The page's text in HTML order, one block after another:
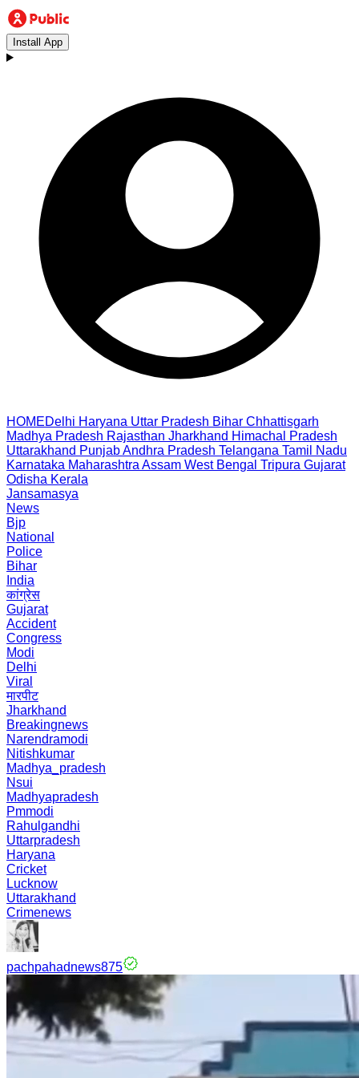
Install App
HOMEDelhi Haryana Uttar Pradesh Bihar Chhattisgarh
Madhya Pradesh Rajasthan Jharkhand Himachal Pradesh
Uttarakhand PunjabAndhra Pradesh Telangana Tamil Nadu
Karnataka Maharashtra Assam West Bengal Tripura Gujarat
Odisha Kerala
Jansamasya
News
Bjp
National
Police
Bihar
India
कांग्रेस
Gujarat
Accident
Congress
Modi
Delhi
Viral
मारपीट
Jharkhand
Breakingnews
Narendramodi
Nitishkumar
Madhya_pradesh
Nsui
Madhyapradesh
Pmmodi
Rahulgandhi
Uttarpradesh
Haryana
Cricket
Lucknow
Uttarakhand
Crimenews
pachpahadnews875